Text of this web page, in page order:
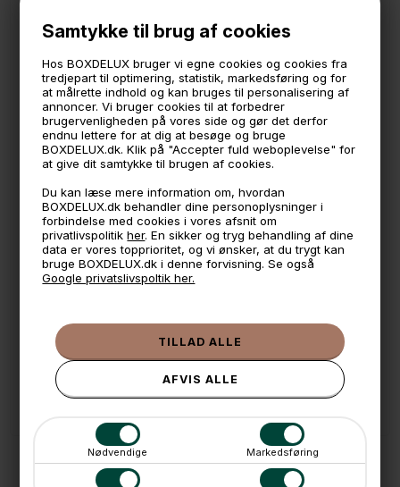
Samtykke til brug af cookies
Hos BOXDELUX bruger vi egne cookies og cookies fra
tredjepart til optimering, statistik, markedsføring og for
at målrette indhold og kan bruges til personalisering af
annoncer. Vi bruger cookies til at forbedrer
brugervenligheden på vores side og gør det derfor
endnu lettere for at dig at besøge og bruge
BOXDELUX.dk. Klik på "Accepter fuld weboplevelse" for
at give dit samtykke til brugen af cookies.
Du kan læse mere information om, hvordan
BOXDELUX.dk behandler dine personoplysninger i
forbindelse med cookies i vores afsnit om
privatlivspolitikher. En sikker og tryg behandling af dine
data er vores topprioritet, og vi ønsker, at du trygt kan
bruge BOXDELUX.dk i denne forvisning. Se også
Google privatslivspoltik her.
Nødvendige Markedsføring
vores Como serie.
dem lige ved hånden når du skal bruge dem om morgenen
og have dem af om aftenen.
Smykkeholderen er lavet i metal der er pulverlakeret i en
mat hvid farve.
Måler:
12 x 12 cm.
25 cm. høj
🕚 Bestil inden 11 & vi sender samme dag på hverdage
🧺 Kan du lægge varen i kurven, er den på lager
🌟 4,9 med over 1200 anmeldelser ★★★★★
💳 Betal med
📱 Kundeservice 50446800 (9-12)
Kundeservicemail@boxdelux.dk(24/7)
ANDRE IDÉER